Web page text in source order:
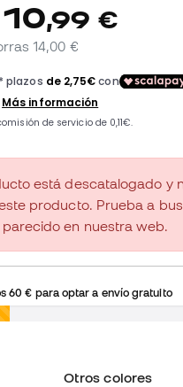
10,99 €
14,00 €
está descatalogado y
producto. Prueba a
en nuestra web.
60 € para optar a envío gratuito
Otros colores